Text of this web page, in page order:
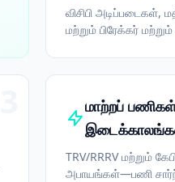
விசிபி அடிப்படைகள்,
மற்றும் பிரேக்கர்
மாற்றப்
TRV/RRRV மற்றும்
அபாயங்கள்—பணி